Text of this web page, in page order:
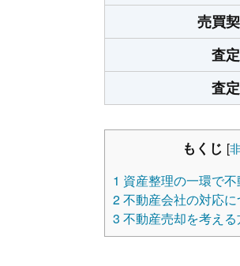
売買
査
査
もくじ [
1 資産整理の一環で
2不動産会社の対応に
3 不動産売却を考え